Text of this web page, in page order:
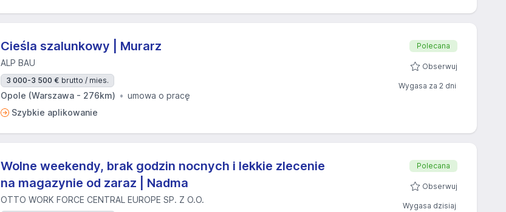
Cieśla szalunkowy | Murarz
ALP BAU
3 000-3 500 € brutto / mies.
Opole (Warszawa - 276km)
umowa o pracę
Szybkie aplikowanie
Polecana
Obserwuj
Wygasa za 2 dni
Wolne weekendy, brak godzin nocnych i lekkie zlecenie
na magazynie od zaraz | Nadma
OTTO WORK FORCE CENTRAL EUROPE SP. Z O.O.
Polecana
Obserwuj
Wygasa dzisiaj